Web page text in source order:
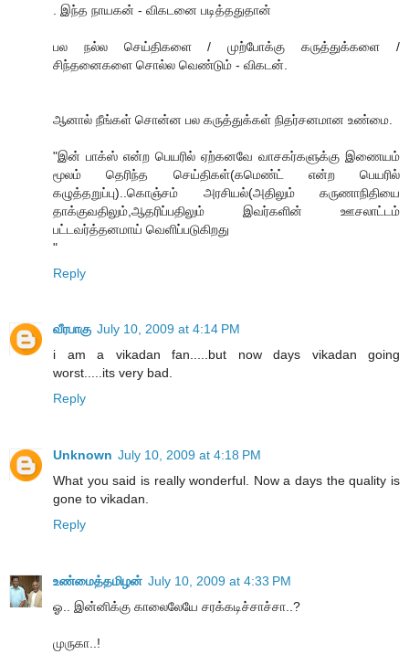
. இந்த நாயகன் - விகடனை படித்ததுதான்
பல நல்ல செய்திகளை / முற்போக்கு கருத்துக்களை /
சிந்தனைகளை சொல்ல வெண்டும் - விகடன்.
ஆனால் நீங்கள் சொன்ன பல கருத்துக்கள் நிதர்சனமான உண்மை.
"இன் பாக்ஸ் என்ற பெயரில் ஏற்கனவே வாசகர்களுக்கு இணையம்
மூலம் தெரிந்த செய்திகள்(கமெண்ட் என்ற பெயரில்
கழுத்தறுப்பு)..கொஞ்சம் அரசியல்(அதிலும் கருணாநிதியை
தாக்குவதிலும்,ஆதரிப்பதிலும் இவர்களின் ஊசலாட்டம்
பட்டவர்த்தனமாய் வெளிப்படுகிறது
"
Reply
வீரபாகு July 10, 2009 at 4:14 PM
i am a vikadan fan.....but now days vikadan going
worst.....its very bad.
Reply
Unknown July 10, 2009 at 4:18 PM
What you said is really wonderful. Now a days the quality is
gone to vikadan.
Reply
உண்மைத்தமிழன் July 10, 2009 at 4:33 PM
ஓ.. இன்னிக்கு காலைலேயே சரக்கடிச்சாச்சா..?
முருகா..!